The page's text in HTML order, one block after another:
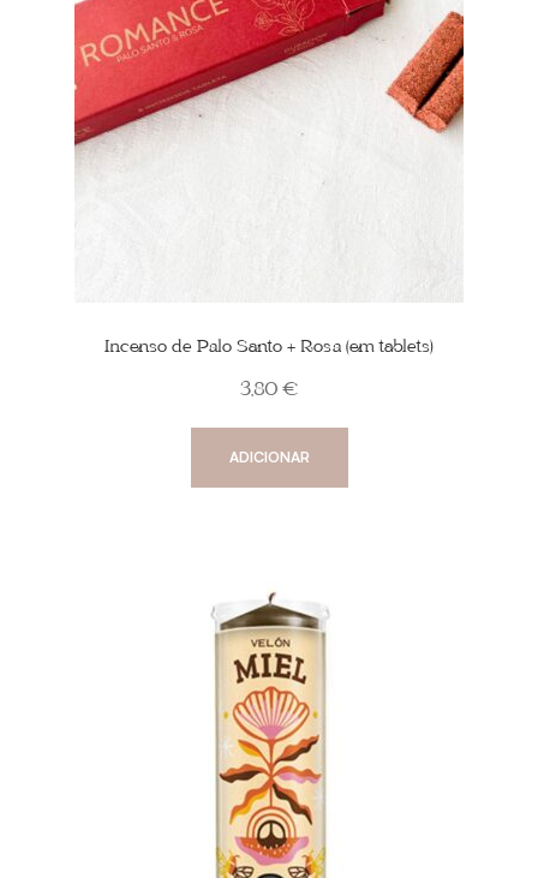
Incenso de Palo Santo + Rosa (em tablets)
3,80 €
ADICIONAR